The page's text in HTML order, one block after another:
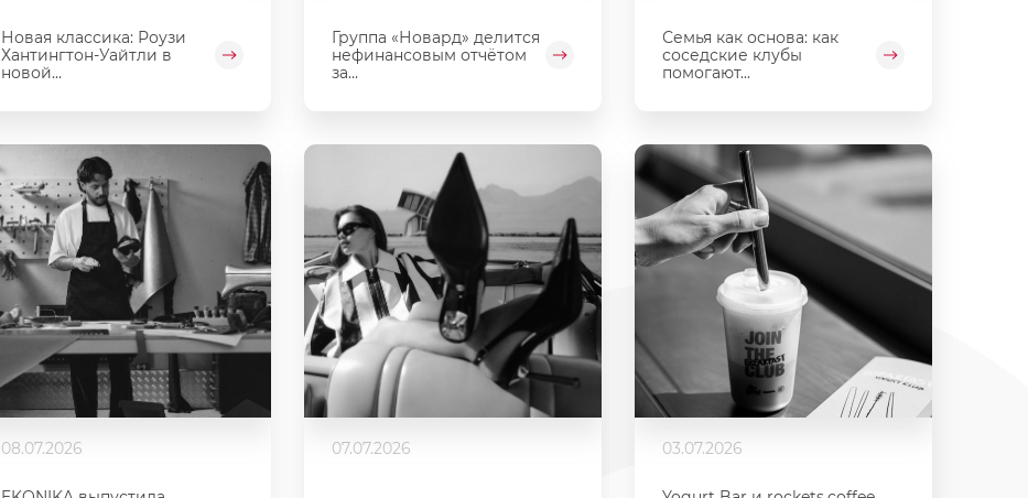
Новая классика: Роузи
Хантингтон-Уайтли в
новой...
Группа «Новард» делится
нефинансовым отчётом
за...
Семья как основа: как
соседские клубы
помогают...
08.07.2026 07.07.2026 03.07.2026